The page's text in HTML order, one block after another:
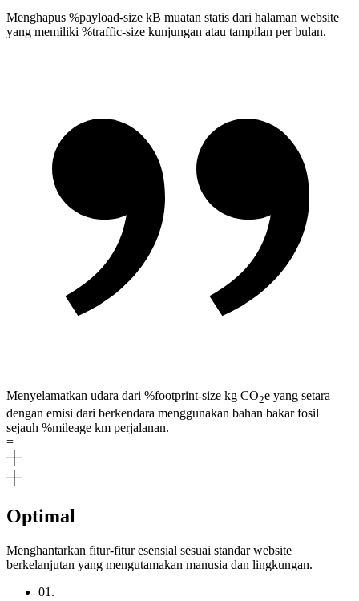
Menghapus %payload-size kB muatan statis dari halaman website
yang memiliki %traffic-size kunjungan atau tampilan per bulan.
Menyelamatkan udara dari %footprint-size kg CO2e yang setara
dengan emisi dari berkendara menggunakan bahan bakar fosil
sejauh %mileage km perjalanan.
=
Optimal
Menghantarkan fitur-fitur esensial sesuai standar website
berkelanjutan yang mengutamakan manusia dan lingkungan.
01.